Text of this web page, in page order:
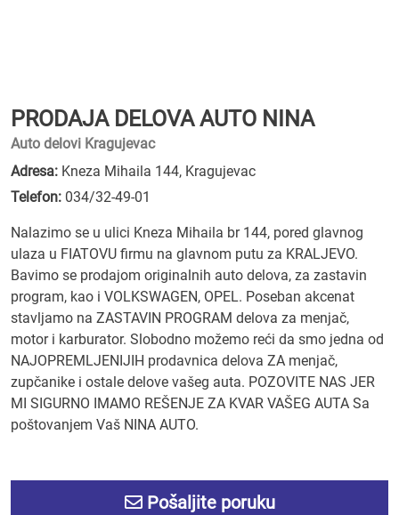
PRODAJA DELOVA AUTO NINA
Auto delovi Kragujevac
Adresa: Kneza Mihaila 144, Kragujevac
Telefon: 034/32-49-01
Nalazimo se u ulici Kneza Mihaila br 144, pored glavnog
ulaza u FIATOVU firmu na glavnom putu za KRALJEVO.
Bavimo se prodajom originalnih auto delova, za zastavin
program, kao i VOLKSWAGEN, OPEL. Poseban akcenat
stavljamo na ZASTAVIN PROGRAM delova za menjač,
motor i karburator. Slobodno možemo reći da smo jedna od
NAJOPREMLJENIJIH prodavnica delova ZA menjač,
zupčanike i ostale delove vašeg auta. POZOVITE NAS JER
MI SIGURNO IMAMO REŠENJE ZA KVAR VAŠEG AUTA Sa
poštovanjem Vaš NINA AUTO.
Pošaljite poruku